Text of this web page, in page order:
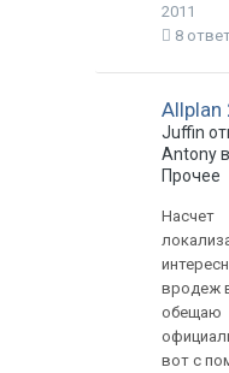
2011
8
Allplan
Juffin
Antony
Прочее
Насчет
вродеж
обещаю
вот с